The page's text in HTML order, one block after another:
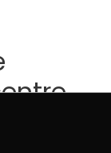
rien de